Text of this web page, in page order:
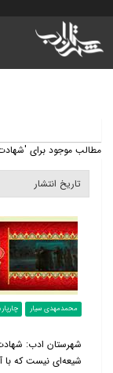
مطالب موجود برای
محمدمهدی سیار
شهرستان ادب:
شیعه‌ای نیست که با